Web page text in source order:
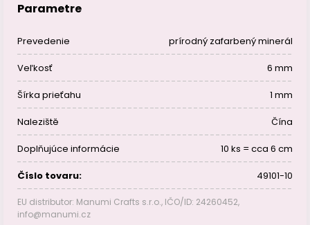
Parametre
Prevedenie prírodný zafarbený minerál
Veľkosť 6 mm
Šírka prieťahu 1 mm
Naleziště Čína
Doplňujúce informácie 10 ks = cca 6 cm
Číslo tovaru: 49101-10
EU distributor: Manumi Crafts s.r.o., IČO/ID: 24260452,
info@manumi.cz